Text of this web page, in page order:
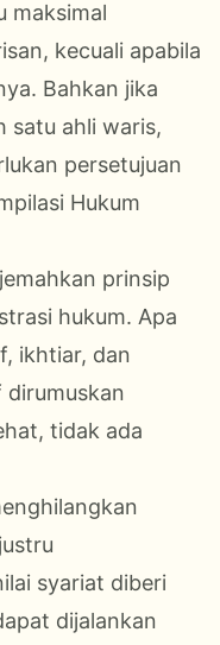
maksimal
kecuali apabila
Bahkan jika
satu ahli waris,
persetujuan
Hukum
prinsip
hukum. Apa
ikhtiar, dan
dirumuskan
tidak ada
syariat diberi
dijalankan